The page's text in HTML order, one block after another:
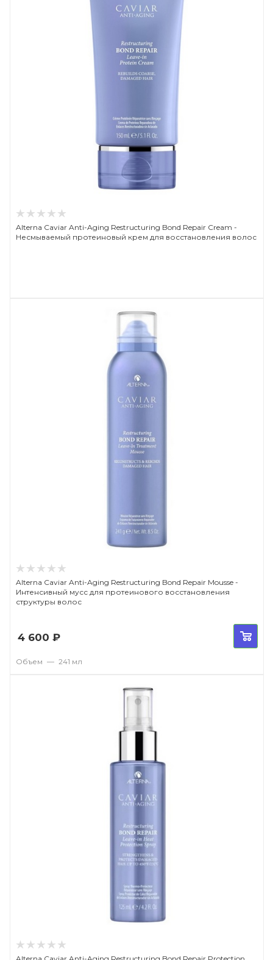
Alterna Caviar Anti-Aging Restructuring Bond Repair Cream -
Несмываемый протеиновый крем для восстановления волос
Alterna Caviar Anti-Aging Restructuring Bond Repair Mousse -
Интенсивный мусс для протеинового восстановления
структуры волос
4 600 ₽
Объем — 241 мл